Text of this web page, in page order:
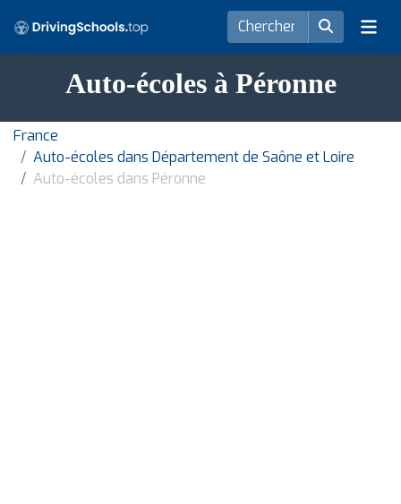
Auto-écoles à Péronne
France
Auto-écoles dans Département de Saône et Loire
Auto-écoles dans Péronne